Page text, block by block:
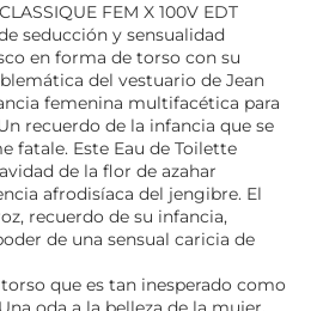
FEM X 100V EDT
seducción y sensualidad
en forma de torso con su
del vestuario de Jean
femenina multifacética para
recuerdo de la infancia que se
fatale. Este Eau de Toilette
de la flor de azahar
afrodisíaca del jengibre. El
recuerdo de su infancia,
de una sensual caricia de
que es tan inesperado como